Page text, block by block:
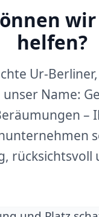
helfen?
Ur-
unser Name:
–
rücksichtsvoll